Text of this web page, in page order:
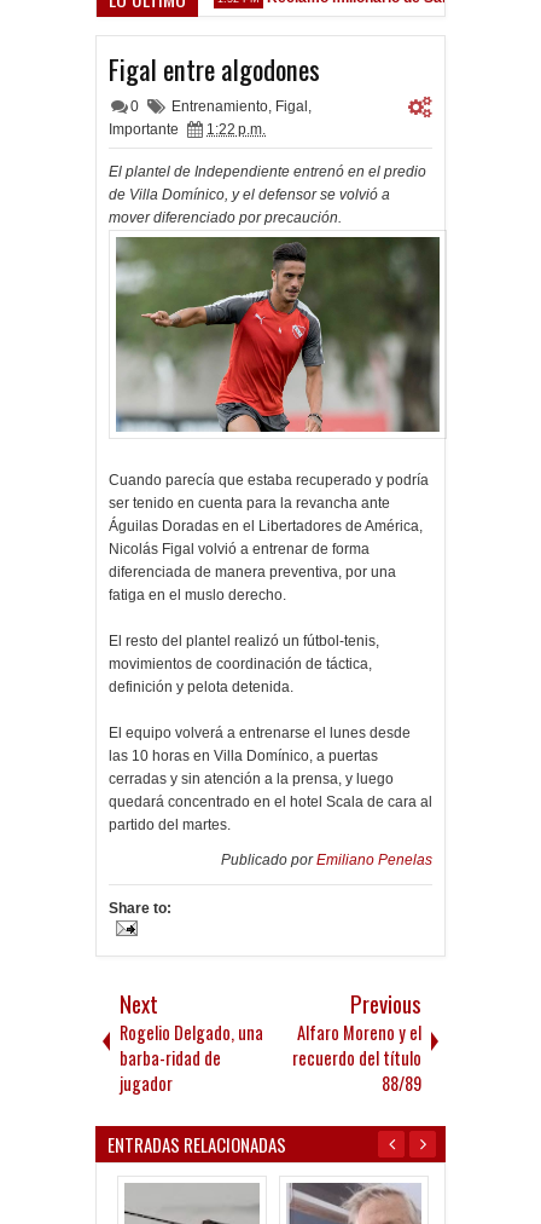
Figal entre algodones
0 Entrenamiento, Figal ,
Importante
1:22 p.m.
El plantel de Independiente entrenó en el predio
de Villa Domínico, y el defensor se volvió a
mover diferenciado por precaución.
Cuando parecía que estaba recuperado y podría
ser tenido en cuenta para la revancha ante
Águilas Doradas en el Libertadores de América,
Nicolás Figal volvió a entrenar de forma
diferenciada de manera preventiva, por una
fatiga en el muslo derecho.
El resto del plantel realizó un fútbol-tenis,
movimientos de coordinación de táctica,
definición y pelota detenida.
El equipo volverá a entrenarse el lunes desde
las 10 horas en Villa Domínico, a puertas
cerradas y sin atención a la prensa, y luego
quedará concentrado en el hotel Scala de cara al
partido del martes.
Publicado porEmiliano Penelas
Share to:
Next
Rogelio Delgado, una
barba-ridad de
jugador
Previous
Alfaro Moreno y el
recuerdo del título
88/89
ENTRADAS RELACIONADAS